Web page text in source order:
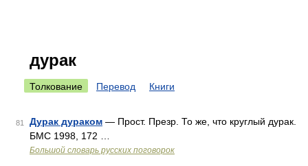
дурак
Толкование Перевод Книги
81 Дурак дураком — Прост. Презр. То же, что круглый дурак.
БМС 1998, 172 …
Большой словарь русских поговорок